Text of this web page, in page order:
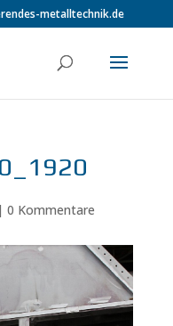
metalltechnik.de
| 0 Kommentare